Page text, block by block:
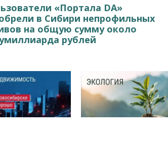
«Портала DA»
в Сибири непрофильных
на общую сумму около
рублей